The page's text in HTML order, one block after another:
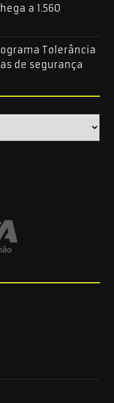
a 1.560
Tolerância
de segurança